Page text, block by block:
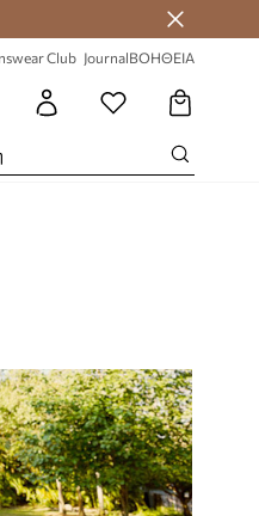
Club JournalΒΟΗΘΕΙΑ